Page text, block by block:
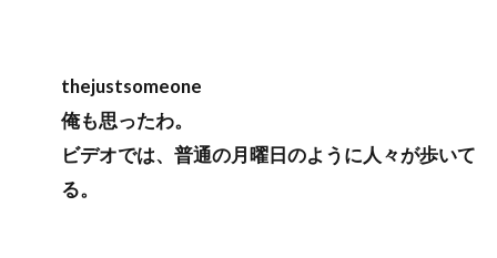
thejustsomeone
俺も思ったわ。
ビデオでは、普通の月曜日のように人々が歩いて
る。